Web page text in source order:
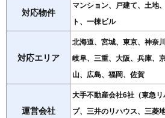
対応物件
マンション、戸建て、土地
ト、一棟ビル
対応エリア
北海道、宮城、東京、神奈
岐阜、三重、大阪、兵庫、
山、広島、福岡、佐賀
運営会社
大手不動産会社6社（東急
プ、三井のリハウス、三菱